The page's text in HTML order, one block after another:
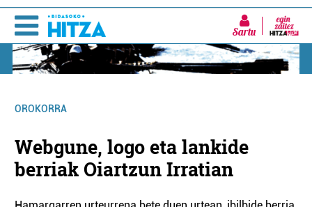
Sartu
OROKORRA
Webgune, logo eta lankide
berriak Oiartzun Irratian